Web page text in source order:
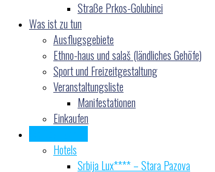
Straße Prkos-Golubinci
Was ist zu tun
Ausflugsgebiete
Ethno-haus und salaš (ländliches Gehöfe)
Sport und Freizeitgestaltung
Veranstaltungsliste
Manifestationen
Einkaufen
Hotels
Srbija Lux**** – Stara Pazova